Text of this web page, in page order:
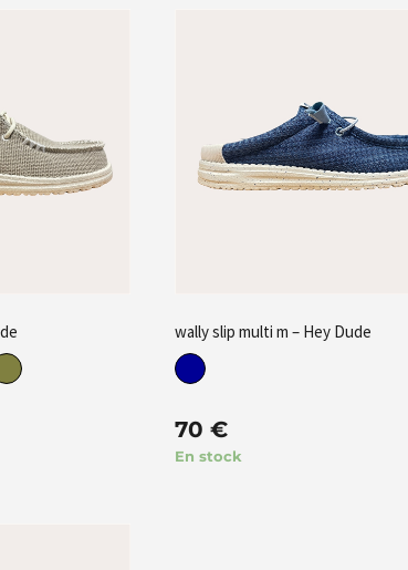
wally slip multi m – Hey Dude
70€
En stock